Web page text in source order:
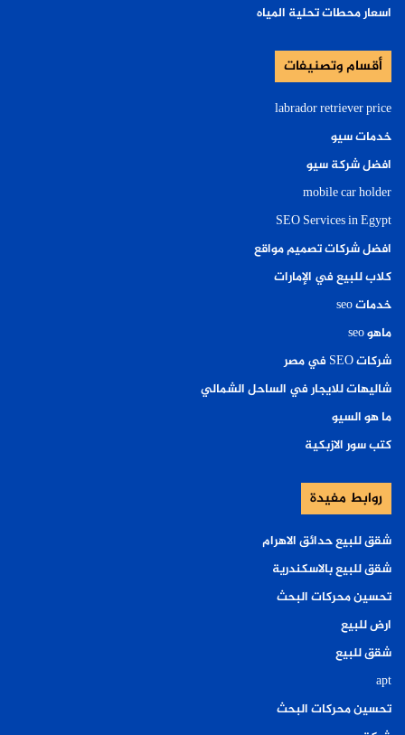
اسعار محطات تحلية المياه
أقسام وتصنيفات
labrador retriever price
خدمات سيو
افضل شركة سيو
mobile car holder
SEO Services in Egypt
افضل شركات تصميم مواقع
كلاب للبيع في الإمارات
خدمات seo
ماهو seo
شركات SEO في مصر
شاليهات للايجار في الساحل الشمالي
ما هو السيو
كتب سور الازبكية
روابط مفيدة
شقق للبيع حدائق الاهرام
شقق للبيع بالاسكندرية
تحسين محركات البحث
ارض للبيع
شقق للبيع
apt
تحسين محركات البحث